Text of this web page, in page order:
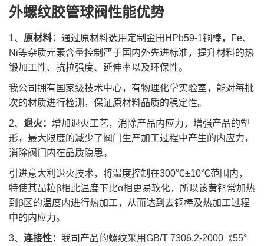
外螺纹胶管球阀性能优势
1、 原材料： 通过原材料选用定制金田HPb59-1铜棒，Fe、
Ni等杂质元素含量控制严于国内外先进标准，提升材料的热
锻加工性、抗拉强度、延伸率以及环保性。
我公司拥有国家级技术中心，有物理化学实验室，能对每批
次的材质进行检测，保证原材料品质的稳定性。
2、 退火： 增加退火工艺，消除产品内应力，增强产品的塑
形，最大限度的减少了阀门生产加工过程中产生的内应力，
消除阀门内在品质隐患。
引进意大利退火技术，将温度控制在300℃±10℃范围内，
特使其晶粒β相此温度下比α相更易软化，所以该黄铜常加热
到β区的温度内进行热加工，从而达到去铜棒及热加工过程
中的内应力。
3、 连接性： 我司产品的螺纹采用GB/T 7306.2-2000《55°